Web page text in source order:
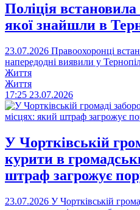
Поліція встановила
якої знайшли в
23.07.2026 Правоохоронці
напередодні виявили у
Життя
Життя
17:25 23.07.2026
У Чортківській
курити в
штраф загрожує
23.07.2026 У Чортківській